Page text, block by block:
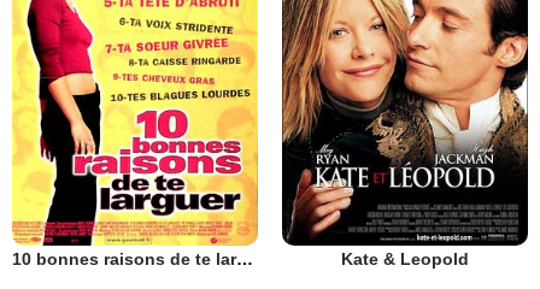
10 bonnes raisons de te larguer Kate & Leopold